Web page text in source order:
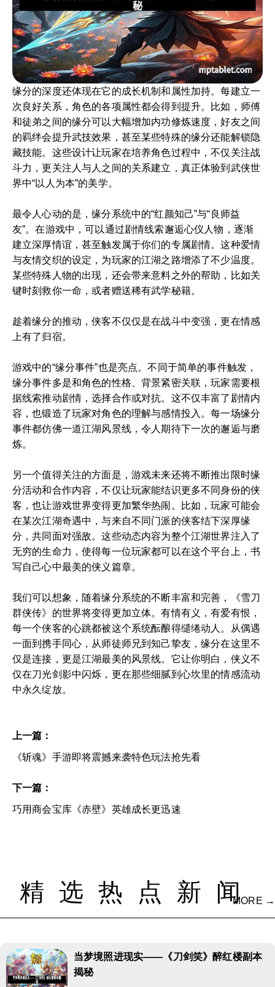
缘分的深度还体现在它的成长机制和属性加持。每建立一
次良好关系，角色的各项属性都会得到提升。比如，师傅
和徒弟之间的缘分可以大幅增加内功修炼速度，好友之间
的羁绊会提升武技效果，甚至某些特殊的缘分还能解锁隐
藏技能。这些设计让玩家在培养角色过程中，不仅关注战
斗力，更关注人与人之间的关系建立，真正体验到武侠世
界中“以人为本”的美学。
最令人心动的是，缘分系统中的“红颜知己”与“良师益
友”。在游戏中，可以通过剧情线索邂逅心仪人物，逐渐
建立深厚情谊，甚至触发属于你们的专属剧情。这种爱情
与友情交织的设定，为玩家的江湖之路增添了不少温度。
某些特殊人物的出现，还会带来意料之外的帮助，比如关
键时刻救你一命，或者赠送稀有武学秘籍。
趁着缘分的推动，侠客不仅仅是在战斗中变强，更在情感
上有了归宿。
游戏中的“缘分事件”也是亮点。不同于简单的事件触发，
缘分事件多是和角色的性格、背景紧密关联，玩家需要根
据线索推动剧情，选择合作或对抗。这不仅丰富了剧情内
容，也锻造了玩家对角色的理解与感情投入。每一场缘分
事件都仿佛一道江湖风景线，令人期待下一次的邂逅与磨
炼。
另一个值得关注的方面是，游戏未来还将不断推出限时缘
分活动和合作内容，不仅让玩家能结识更多不同身份的侠
客，也让游戏世界变得更加繁华热闹。比如，玩家可能会
在某次江湖奇遇中，与来自不同门派的侠客结下深厚缘
分，共同面对强敌。这些动态内容为整个江湖世界注入了
无穷的生命力，使得每一位玩家都可以在这个平台上，书
写自己心中最美的侠义篇章。
我们可以想象，随着缘分系统的不断丰富和完善，《雪刀
群侠传》的世界将变得更加立体。有情有义，有爱有恨，
每一个侠客的心跳都被这个系统酝酿得缱绻动人。从偶遇
一面到携手同心，从师徒师兄到知己挚友，缘分在这里不
仅是连接，更是江湖最美的风景线。它让你明白，侠义不
仅在刀光剑影中闪烁，更在那些细腻到心坎里的情感流动
中永久绽放。
上一篇：
《斩魂》手游即将震撼来袭特色玩法抢先看
下一篇：
巧用商会宝库《赤壁》英雄成长更迅速
精选热点新闻
MORE →
当梦境照进现实——《刀剑笑》醉红楼副本
揭秘